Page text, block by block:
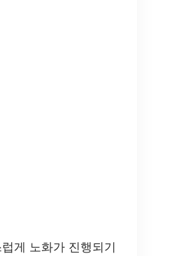
게 노화가 진행되기